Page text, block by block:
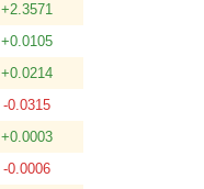
+2.3571
+0.0105
+0.0214
-0.0315
+0.0003
-0.0006